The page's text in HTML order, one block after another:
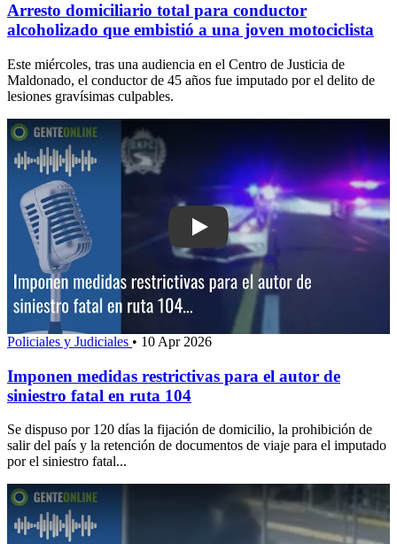
Arresto domiciliario total para conductor
alcoholizado que embistió a una joven motociclista
Este miércoles, tras una audiencia en el Centro de Justicia de
Maldonado, el conductor de 45 años fue imputado por el delito de
lesiones gravísimas culpables.
Play: Imponen medidas restrictivas
Policiales y Judiciales • 10 Apr 2026
Imponen medidas restrictivas para el autor de
siniestro fatal en ruta 104
Se dispuso por 120 días la fijación de domicilio, la prohibición de
salir del país y la retención de documentos de viaje para el imputado
por el siniestro fatal...